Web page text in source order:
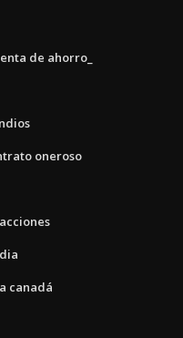
de ahorro_
oneroso
canadá